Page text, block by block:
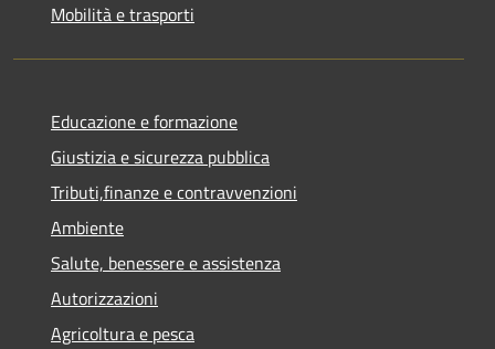
Mobilità e trasporti
Educazione e formazione
Giustizia e sicurezza pubblica
Tributi,finanze e contravvenzioni
Ambiente
Salute, benessere e assistenza
Autorizzazioni
Agricoltura e pesca